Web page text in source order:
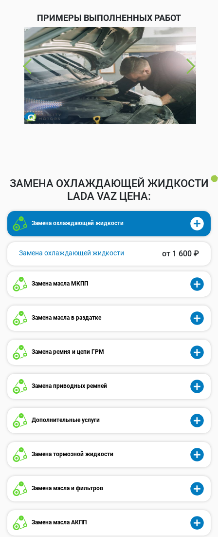
ПРИМЕРЫ ВЫПОЛНЕННЫХ РАБОТ
ЗАМЕНА ОХЛАЖДАЮЩЕЙ ЖИДКОСТИ
LADA VAZ ЦЕНА:
Замена охлаждающей жидкости
Замена охлаждающей жидкости от 1 600 ₽
Замена масла МКПП
Замена масла в раздатке
Замена ремня и цепи ГРМ
Замена приводных ремней
Дополнительные услуги
Замена тормозной жидкости
Замена масла и фильтров
Замена масла АКПП